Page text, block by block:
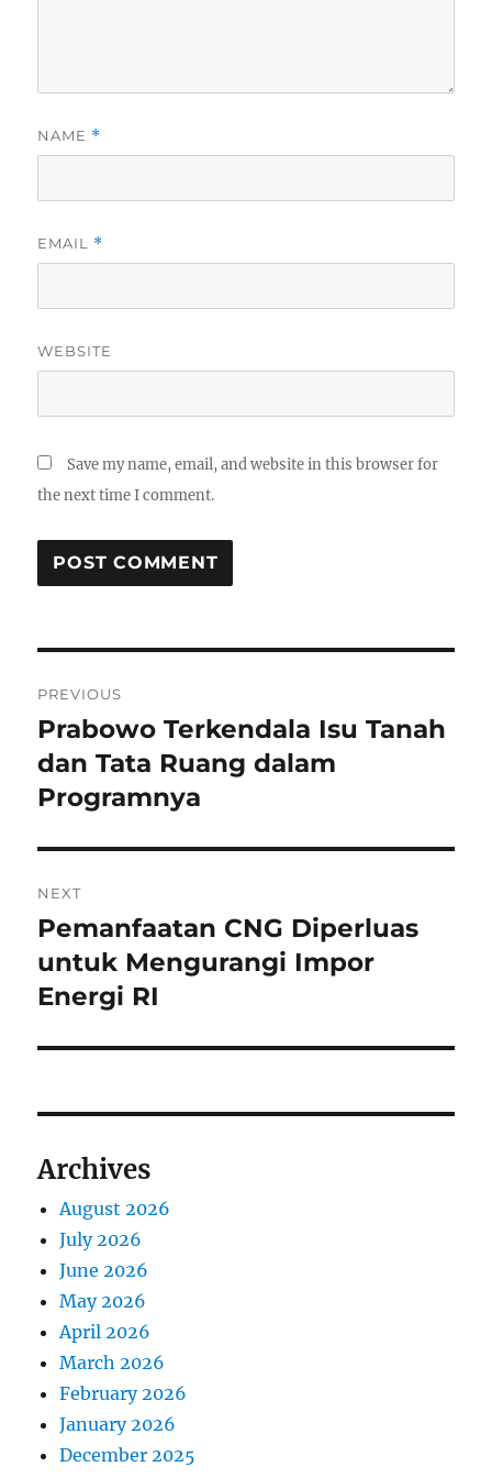
NAME *
EMAIL *
WEBSITE
Save my name, email, and website in this browser for
the next time I comment.
o
s
t
n
a
v
i
g
i
n
PREVIOUS
P
r
e
i
s
p
o
Prabowo Terkendala Isu Tanah
dan Tata Ruang dalam
Programnya
NEXT
N
e
x
p
s
:
Pemanfaatan CNG Diperluas
untuk Mengurangi Impor
Energi RI
Archives
August 2026
July 2026
June 2026
May 2026
April 2026
March 2026
February 2026
January 2026
December 2025